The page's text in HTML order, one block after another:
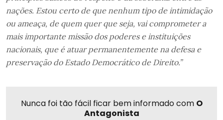
nações. Estou certo de que nenhum tipo de intimidação
ou ameaça, de quem quer que seja, vai comprometer a
mais importante missão dos poderes e instituições
nacionais, que é atuar permanentemente na defesa e
preservação do Estado Democrático de Direito.”
Nunca foi tão fácil ficar bem informado com O
Antagonista